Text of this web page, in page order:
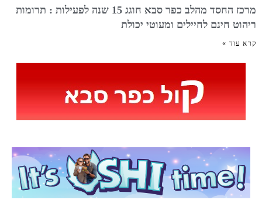
מרכז החסד מהלב כפר סבא חוגג 15 שנה לפעילות : תרומות
ריהוט חינם לחיילים ומעוטי יכולת
קרא עוד »